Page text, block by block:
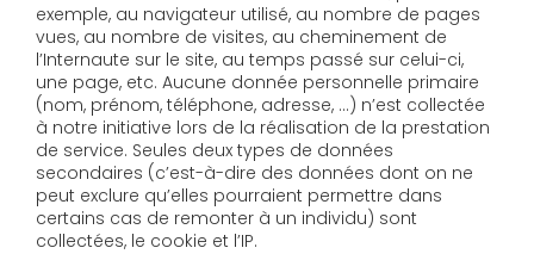
exemple, au navigateur utilisé, au nombre de pages
vues, au nombre de visites, au cheminement de
l’Internaute sur le site, au temps passé sur celui-ci,
une page, etc. Aucune donnée personnelle primaire
(nom, prénom, téléphone, adresse, …) n’est collectée
à notre initiative lors de la réalisation de la prestation
de service. Seules deux types de données
secondaires (c’est-à-dire des données dont on ne
peut exclure qu’elles pourraient permettre dans
certains cas de remonter à un individu) sont
collectées, le cookie et l’IP.